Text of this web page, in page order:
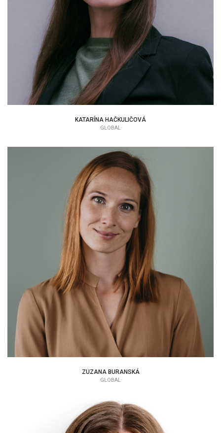
KATARÍNA HAČKULIČOVÁ
GLOBAL
ZUZANA BURANSKÁ
ZUZANA BURANSKÁ
GLOBAL